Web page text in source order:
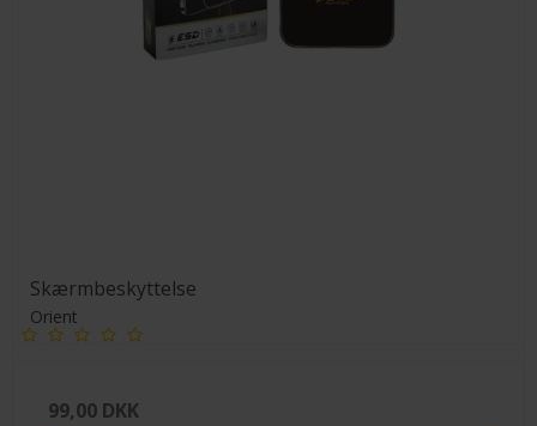
Skærmbeskyttelse
Orient
99,00 DKK